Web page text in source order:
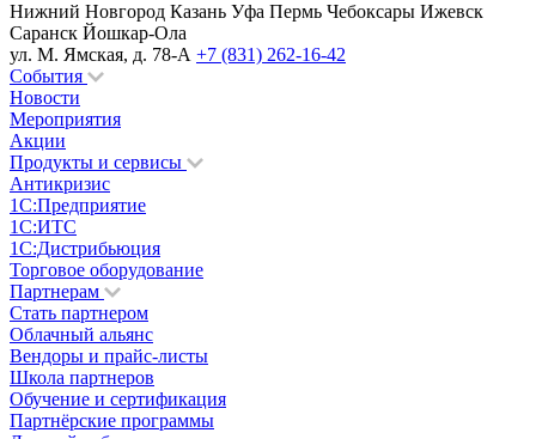
Нижний Новгород Казань Уфа Пермь Чебоксары Ижевск
Саранск Йошкар-Ола
ул. М. Ямская, д. 78-А +7 (831) 262-16-42
События
Новости
Мероприятия
Акции
Продукты и сервисы
Антикризис
1С:Предприятие
1С:ИТС
1С:Дистрибьюция
Торговое оборудование
Партнерам
Стать партнером
Облачный альянс
Вендоры и прайс-листы
Школа партнеров
Обучение и сертификация
Партнёрские программы